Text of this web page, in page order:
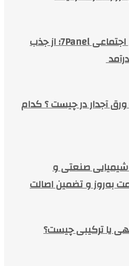
خدمات شبکه‌های اجتماعی 7Panel؛ از جذب
آجدار در چیست ؟ کدام
شیمیایی صنعتی و
به‌روز و تضمین اصالت
یا ترکیبی چیست؟